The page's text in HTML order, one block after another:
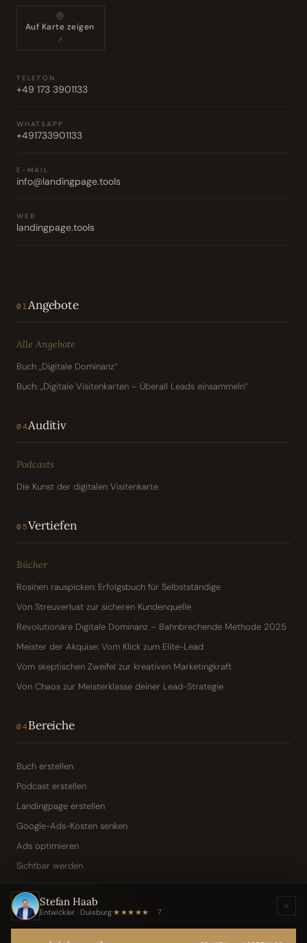
Auf Karte zeigen
↗
TELEFON
+49 173 3901133
WHATSAPP
+491733901133
E-MAIL
info@landingpage.tools
WEB
landingpage.tools
01Angebote
Alle Angebote
Buch „Digitale Dominanz“
Buch: „Digitale Visitenkarten – Überall Leads einsammeln“
04Auditiv
Podcasts
Die Kunst der digitalen Visitenkarte
05Vertiefen
Bücher
Rosinen rauspicken: Erfolgsbuch für Selbstständige
Von Streuverlust zur sicheren Kundenquelle
Revolutionäre Digitale Dominanz – Bahnbrechende Methode 2025
Meister der Akquise: Vom Klick zum Elite-Lead
Vom skeptischen Zweifel zur kreativen Marketingkraft
Von Chaos zur Meisterklasse deiner Lead-Strategie
04Bereiche
Buch erstellen
Podcast erstellen
Landingpage erstellen
Google-Ads-Kosten senken
Ads optimieren
Sichtbar werden
Digitale Visitenkarte
KI-Assistent (Toni · Jarvis)
Stefan Haab
Entwickler · Duisburg·★★★★★ 7